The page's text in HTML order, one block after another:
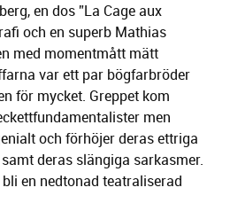
en dos ”La Cage aux
och en superb Mathias
med momentmått mätt
var ett par bögfarbröder
för mycket. Greppet kom
men
och förhöjer deras ettriga
deras slängiga sarkasmer.
en nedtonad teatraliserad